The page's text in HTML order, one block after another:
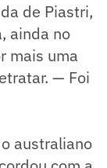
de Piastri,
ainda no
mais uma
— Foi
australiano